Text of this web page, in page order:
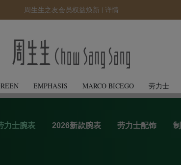
周生生之友会员权益焕新 | 详情
EMPHASIS MARCO BICEGO 劳力士
力士腕表 2026新款腕表 劳力士配饰